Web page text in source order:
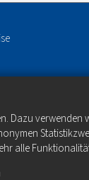
Dazu
alle